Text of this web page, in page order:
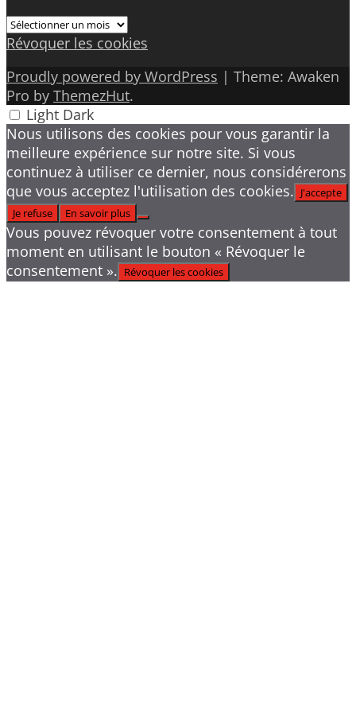
Archives
Révoquer les cookies
Proudly powered by WordPress | Theme: Awaken
Pro by ThemezHut.
Light Dark
Nous utilisons des cookies pour vous garantir la
meilleure expérience sur notre site. Si vous
continuez à utiliser ce dernier, nous considérerons
que vous acceptez l'utilisation des cookies. J'accepte
Je refuse
En savoir plus
Vous pouvez révoquer votre consentement à tout
moment en utilisant le bouton « Révoquer le
consentement ». Révoquer les cookies